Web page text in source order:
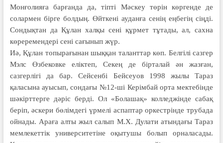
Монғолияға барғанда да, тіпті Мәскеу төрін көргенде де
солармен бірге болдың. Өйткені ауданға сенің еңбегің сіңді.
Сондықтан да Құлан халқы сені құрмет тұтады, ал, сахна
көреремендері сені сағынып жүр.
Иә, Құлан топырағынан шыққан таланттар көп. Белгілі сазгер
Мэлс Өзбековке еліктеп, Секең де бірталай ән жазған,
сазгерлігі да бар. Сейсенбі Бейсеуов 1998 жылы Тараз
қаласына ауысып, сондағы №12-ші Керімбай орта мектебінде
шәкірттерге дәріс берді. Ол «Болашақ» колледжінде сабақ
беріп, әскери бөлімдегі үрмелі аспаптар оркестрінде трубада
ойнады. Араға алты жыл салып М.Х. Дулати атындағы Тараз
мемлекеттік университетіне оқытушы болып орналасады.